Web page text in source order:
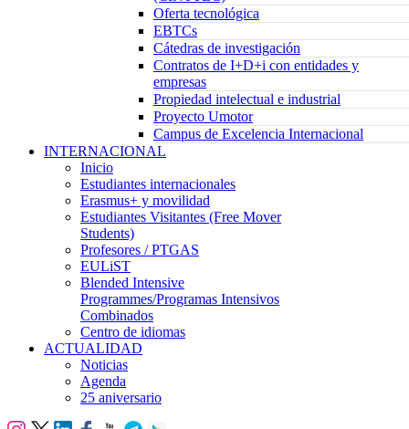
Oferta tecnológica
EBTCs
Cátedras de investigación
Contratos de I+D+i con entidades y
empresas
Propiedad intelectual e industrial
Proyecto Umotor
Campus de Excelencia Internacional
INTERNACIONAL
Inicio
Estudiantes internacionales
Erasmus+ y movilidad
Estudiantes Visitantes (Free Mover
Students)
Profesores / PTGAS
EULiST
Blended Intensive
Programmes/Programas Intensivos
Combinados
Centro de idiomas
ACTUALIDAD
Noticias
Agenda
25 aniversario